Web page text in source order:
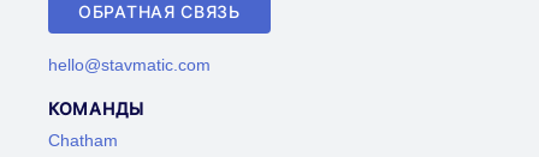
ОБРАТНАЯ СВЯЗЬ
hello@stavmatic.com
КОМАНДЫ
Chatham